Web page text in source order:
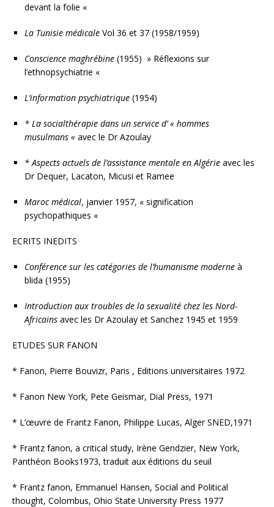
devant la folie «
La Tunisie médicale Vol 36 et 37 (1958/1959)
Conscience maghrébine (1955) » Réflexions sur
l’ethnopsychiatrie «
L’information psychiatrique (1954)
* La socialthérapie dans un service d’ « hommes
musulmans « avec le Dr Azoulay
* Aspects actuels de l’assistance mentale en Algérie avec les
Dr Dequer, Lacaton, Micusi et Ramee
Maroc médical, janvier 1957, « signification
psychopathiques «
ECRITS INEDITS
Conférence sur les catégories de l’humanisme moderne à
blida (1955)
Introduction aux troubles de la sexualité chez les Nord-
Africains avec les Dr Azoulay et Sanchez 1945 et 1959
ETUDES SUR FANON
* Fanon, Pierre Bouvizr, Paris , Editions universitaires 1972
* Fanon New York, Pete Geismar, Dial Press, 1971
* L’œuvre de Frantz Fanon, Philippe Lucas, Alger SNED,1971
* Frantz fanon, a critical study, Irène Gendzier, New York,
Panthéon Books1973, traduit aux éditions du seuil
* Frantz fanon, Emmanuel Hansen, Social and Political
thought, Colombus, Ohio State University Press 1977